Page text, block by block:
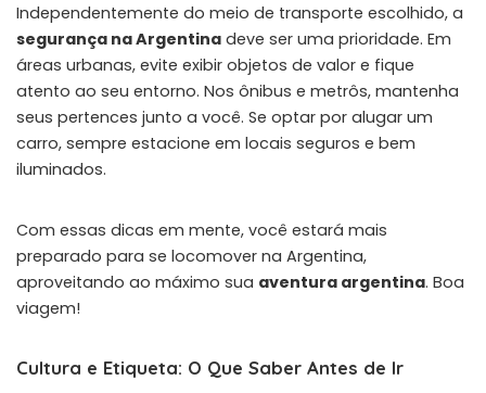
Independentemente do meio de transporte escolhido, a
segurança na Argentina deve ser uma prioridade. Em
áreas urbanas, evite exibir objetos de valor e fique
atento ao seu entorno. Nos ônibus e metrôs, mantenha
seus pertences junto a você. Se optar por alugar um
carro, sempre estacione em locais seguros e bem
iluminados.
Com essas dicas em mente, você estará mais
preparado para se locomover na Argentina,
aproveitando ao máximo sua aventura argentina. Boa
viagem!
Cultura e Etiqueta: O Que Saber Antes de Ir